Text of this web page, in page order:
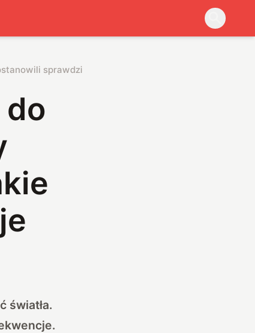
światła jest nie do przekroczenia, ale Polacy postanowili sprawdzić, jakie byłyby tego konsekwencje
do
światła.